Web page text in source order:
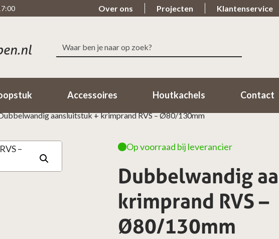
Over ons Projecten Klantenservice
Zoeken
naar:
Accessoires Houtkachels Contact
levering Beoordeeld met een 9.7
aansluitstuk + krimprand RVS – Ø80/130mm
Dubbelwandig
krimprand RVS –
Ø80/130mm
Op voorraad bij leverancier